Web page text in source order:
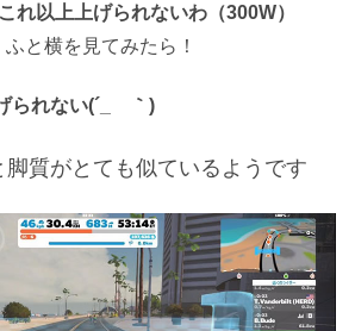
れ以上上げられないわ（300W）
と横を見てみたら！
られない(´_ゝ｀)
質がとても似ているようです